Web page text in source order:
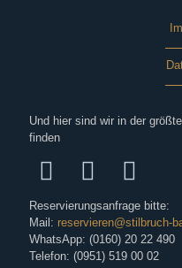
Und hier sind wir in der
finden
Reservierungsanfrage bitte:
Mail: reservieren@stilbruch-
WhatsApp: (0160) 20 22 490
Telefon: (0951) 519 00 02